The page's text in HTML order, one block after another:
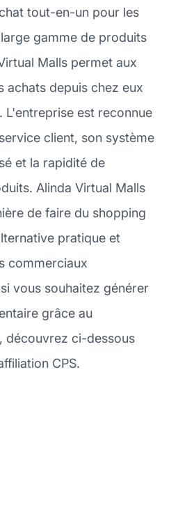
tout-en-un pour les
gamme de produits
Malls permet aux
achats depuis chez eux
L'entreprise est reconnue
client, son système
et la rapidité de
Alinda Virtual Malls
de faire du shopping
pratique et
commerciaux
vous souhaitez générer
grâce au
découvrez ci-dessous
CPS.